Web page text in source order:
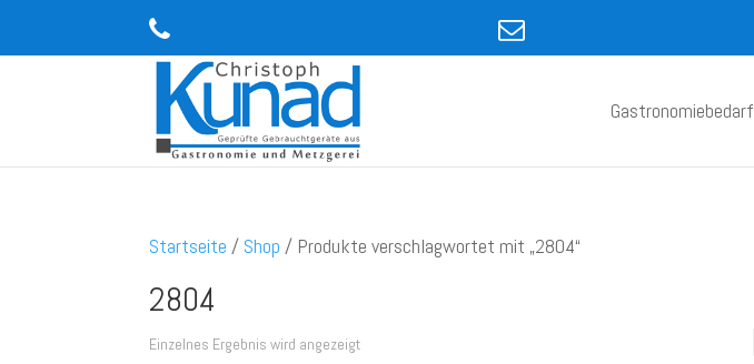
Gastronomiebedarf
Startseite / Shop / Produkte verschlagwortet mit „2804“
2804
Einzelnes Ergebnis wird angezeigt